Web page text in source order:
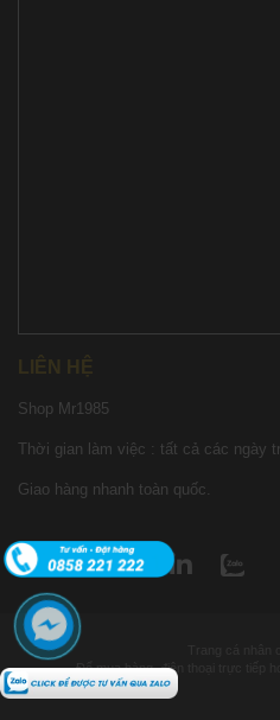
LIÊN HỆ
Shop Mr1985
Thời gian làm việc : tất cả các ngày
Giao hàng nhanh toàn quốc.
Để mua hàng, điện thoại trực tiếp